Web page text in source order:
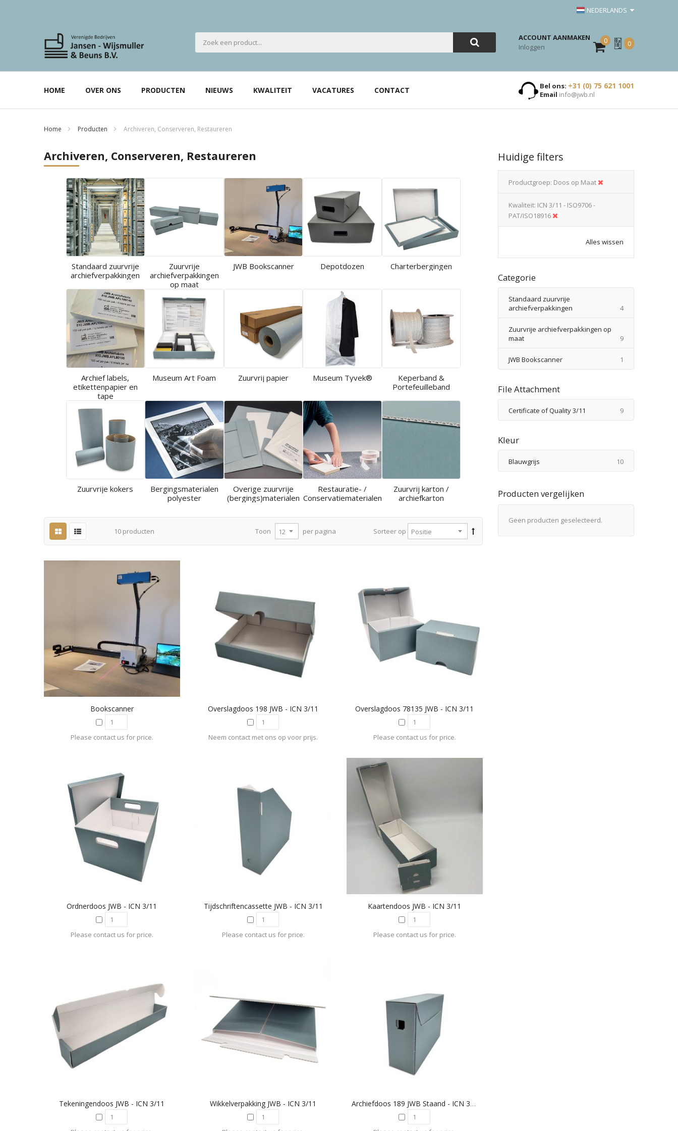
NEDERLANDS
ACCOUNT AANMAKEN
Inloggen
0
Mijn
Offerte
0
HOME OVER ONS PRODUCTEN NIEUWS KWALITEIT VACATURES CONTACT Bel ons: +31 (0) 75 621 1001
Email info@jwb.nl
Home Producten Archiveren, Conserveren, Restaureren
Archiveren, Conserveren, Restaureren
Standaard zuurvrije
archiefverpakkingen
Zuurvrije
archiefverpakkingen
op maat
JWB Bookscanner Depotdozen Charterbergingen
Archief labels,
etikettenpapier en
tape
Museum Art Foam Zuurvrij papier Museum Tyvek®
Keperband &
Portefeuilleband
Zuurvrije kokers
Bergingsmaterialen
polyester
Overige zuurvrije
(bergings)materialen
Restauratie- /
Conservatiematerialen
Zuurvrij karton /
archiefkarton
10 producten Sorteer op
Toon per pagina
Bookscanner
Please contact us for price.
Overslagdoos 198 JWB - ICN 3/11
Neem contact met ons op voor prijs.
Overslagdoos 78135 JWB - ICN 3/11
Please contact us for price.
Ordnerdoos JWB - ICN 3/11
Please contact us for price.
Tijdschriftencassette JWB - ICN 3/11
Please contact us for price.
Kaartendoos JWB - ICN 3/11
Please contact us for price.
Tekeningendoos JWB - ICN 3/11 Wikkelverpakking JWB - ICN 3/11 Archiefdoos 189 JWB Staand - ICN 3/11
Huidige filters
Productgroep Doos op Maat
Kwaliteit ICN 3/11 - ISO9706 -
PAT/ISO18916
Alles wissen
Categorie
Standaard zuurvrije
archiefverpakkingen
4producten
Zuurvrije archiefverpakkingen op
maat
9producten
JWB Bookscanner 1
File Attachment
Certificate of Quality 3/11 9producten
Kleur
Blauwgrijs 10producten
Producten vergelijken
Geen producten geselecteerd.